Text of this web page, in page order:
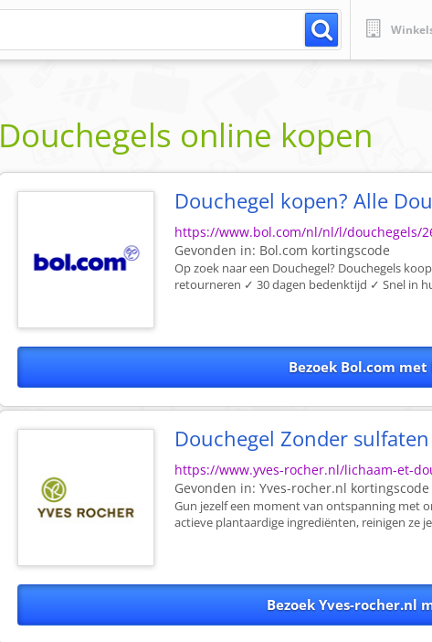
Douchegels online kopen
Douchegel kopen? Alle
https://www.bol.com/nl/nl/l/douchegels/
Gevonden in: Bol.com kortingscode
Op zoek naar een Douchegel? Douchegels
retourneren ✓ 30 dagen bedenktijd ✓ Snel in
Bezoek Bol.com
Douchegel Zonder sulfaten
https://www.yves-rocher.nl/lichaam-et-
Gevonden in:Yves-rocher.nl kortingscode
Gun jezelf een moment van ontspanning met
actieve plantaardige ingrediënten, reinigen ze
Bezoek Yves-rocher.nl